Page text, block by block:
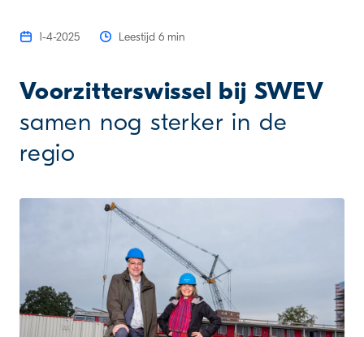
1-4-2025 Leestijd 6 min
Voorzitterswissel bij SWEV
samen nog sterker in de
regio